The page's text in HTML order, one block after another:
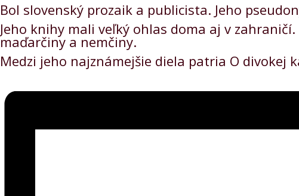
Bol slovenský prozaik a publicista. Jeho
Jeho knihy mali veľký ohlas doma aj v
maďarčiny a nemčiny.
Medzi jeho najznámejšie diela patria O divokej